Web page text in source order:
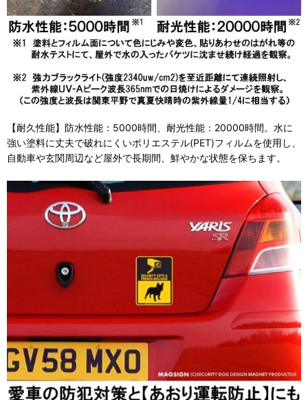
【耐久性能】防水性能：5000時間、耐光性能：20000時間。水に
強い塗料に丈夫で破れにくいポリエステル(PET)フィルムを使用し、
自動車や玄関周辺など屋外で長期間、鮮やかな状態を保ちます。